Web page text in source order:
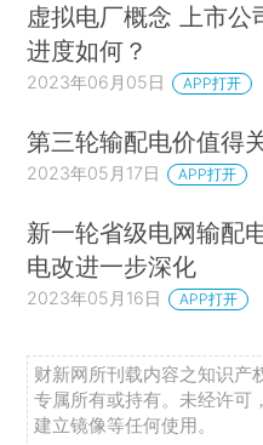
虚拟电厂概念 上市公
进度如何？
2023年06月05日 APP打开
第三轮输配电价值得
2023年05月17日 APP打开
新一轮省级电网输配
电改进一步深化
2023年05月16日 APP打开
财新网所刊载内容之知识产
专属所有或持有。未经许可
建立镜像等任何使用。